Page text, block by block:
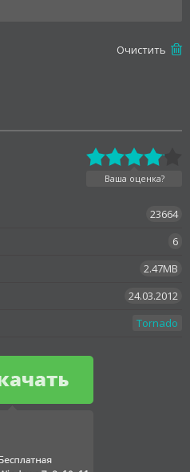
Oчистить
Ваша оценка?
23664
6
2.47MB
24.03.2012
Tornado